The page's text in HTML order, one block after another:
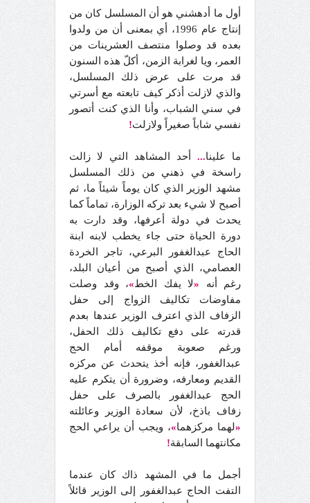
أول ما أدهشني هو أن المسلسل كان من
إنتاج عام 1996، أي بمعنى أن من ولدوا
بعده قد وصلوا منتصف العشرينات من
العمر، ويا لغرابة الزمن، أكلّ هذه السنون
قد مرت على عرض ذلك المسلسل،
والذي لازلت أذكر كيف تابعته مع أسرتي
في سني الشباب، وأنا الذي كنت أتصور
نفسي شاباً صغيراً ولازلت!
ما علينا... أحد المشاهد التي لا زالت
راسخة في ذهني من ذلك المسلسل
مشهد الوزير الذي كان يوماً شيئاً ما، ثم
أصبح لا شيء بعد تركه الوزارة، تماماً كما
يحدث في دولة أعرفها، وقد دارت به
دورة الحياة حتى جاء يخطب لابنه ابنة
الحاج عبدالغفور البرعي، تاجر الخردة
العصامي، الذي أصبح من أعيان البلد،
رغم أنه «لا يفك الخط»، وقد وصلت
مفاوضات تكاليف الزواج إلى حفل
الزفاف الذي اعترف الوزير عندها بعدم
قدرته على دفع تكاليف ذلك الحفل،
ورغم صعوبة موقفه أمام الحج
عبدالغفور، فإنه أخذ يتحدث عن مركزه
القديم ومعارفه، وضرورة أن يتكرم عليه
الحج عبدالغفور بالصرف على حفل
زفاف باذخ، لأن سعادة الوزير وعائلته
«لهما مركزهما»، ويجب أن يراعي الحج
مكانتهما السابقة!
أجمل ما في المشهد ذاك كان عندما
التفت الحاج عبدالغفور إلى الوزير قائلاً